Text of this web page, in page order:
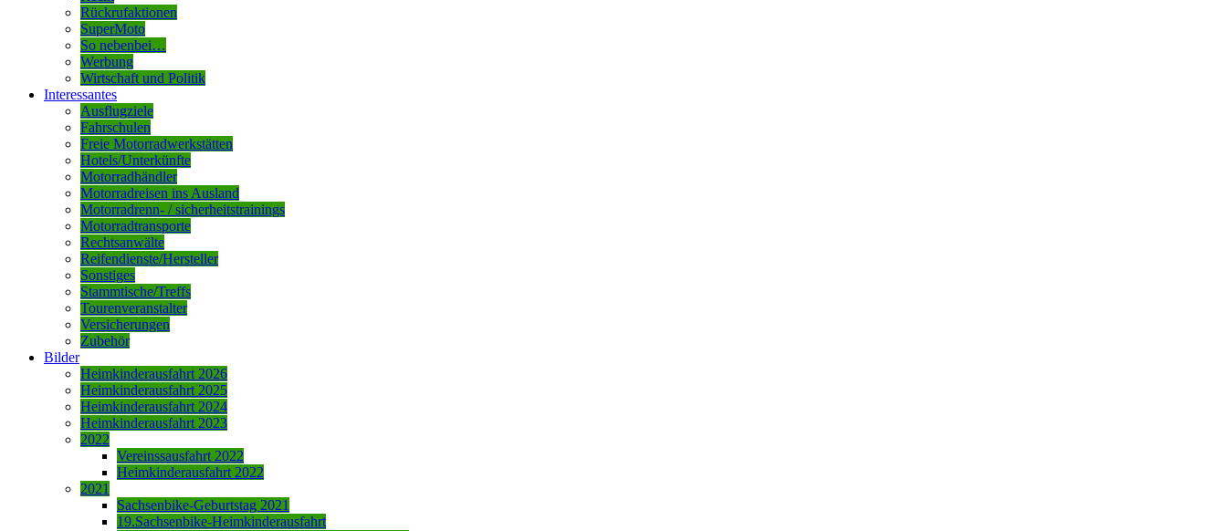
Rückrufaktionen
SuperMoto
So nebenbei…
Werbung
Wirtschaft und Politik
Interessantes
Ausflugziele
Fahrschulen
Freie Motorradwerkstätten
Hotels/Unterkünfte
Motorradhändler
Motorradreisen ins Ausland
Motorradrenn- / sicherheitstrainings
Motorradtransporte
Rechtsanwälte
Reifendienste/Hersteller
Sonstiges
Stammtische/Treffs
Tourenveranstalter
Versicherungen
Zubehör
Bilder
Heimkinderausfahrt 2026
Heimkinderausfahrt 2025
Heimkinderausfahrt 2024
Heimkinderausfahrt 2023
2022
Vereinssausfahrt 2022
Heimkinderausfahrt 2022
2021
Sachsenbike-Geburtstag 2021
19.Sachsenbike-Heimkinderausfahrt